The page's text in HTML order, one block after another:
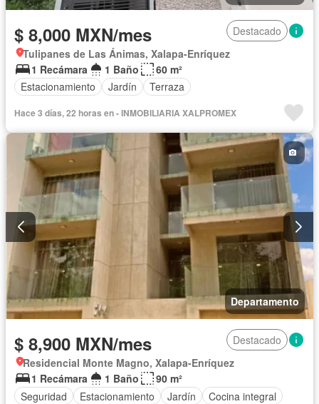
$ 8,000 MXN/mes
Destacado
Tulipanes de Las Ánimas, Xalapa-Enríquez
1 Recámara
1 Baño
60 m²
Estacionamiento
Jardín Terraza
Hace 3 días, 22 horas en - INMOBILIARIA XALPROMEX
Departamento
$ 8,900 MXN/mes
Destacado
Residencial Monte Magno, Xalapa-Enríquez
1 Recámara
1 Baño
90 m²
Seguridad
Estacionamiento Jardín
Cocina integral